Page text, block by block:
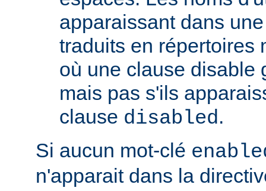
apparaissant dans
traduits en répertoires
où une clause disable
mais pas s'ils
clause disabled.
Si aucun mot-clé
n'apparait dans la